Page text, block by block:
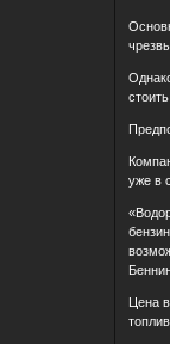
уже в
Цена